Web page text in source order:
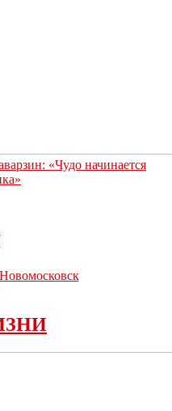
«Чудо начинается